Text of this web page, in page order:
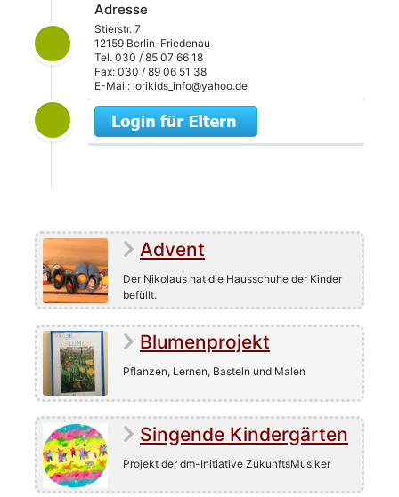
Adresse
Stierstr. 7
12159 Berlin-Friedenau
Tel. 030 / 85 07 66 18
Fax: 030 / 89 06 51 38
E-Mail: lorikids_info@yahoo.de
Advent
Der Nikolaus hat die Hausschuhe der Kinder
befüllt.
Blumenprojekt
Pflanzen, Lernen, Basteln und Malen
Singende Kindergärten
Projekt der dm-Initiative ZukunftsMusiker